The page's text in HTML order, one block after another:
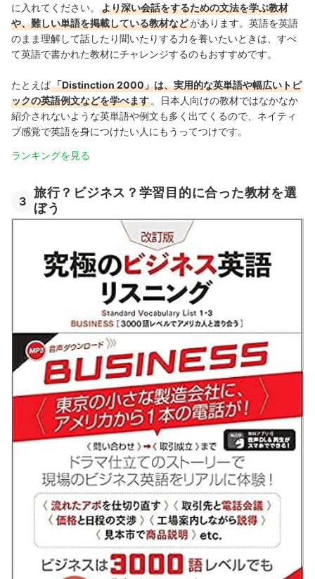
に入れてください。
より深い会話をするための文法を学ぶ教材
や、難しい単語を掲載している教材などがあります。英語を英語
のまま理解して話したり聞いたりする力を養いたいときは、すべ
て英語で書かれた教材にチャレンジするのもおすすめです。
たとえば「Distinction 2000」は、実用的な英単語や幅広いトピ
ックの英語例文などを学べます 。日本人向けの教材ではなかなか
紹介されないような英単語や例文も多く出てくるので、ネイティ
ブ感覚で英語を身につけたい人にもうってつけです。
ランキングを見る
3
旅行？ビジネス？学習目的に合った教材を選
ぼう